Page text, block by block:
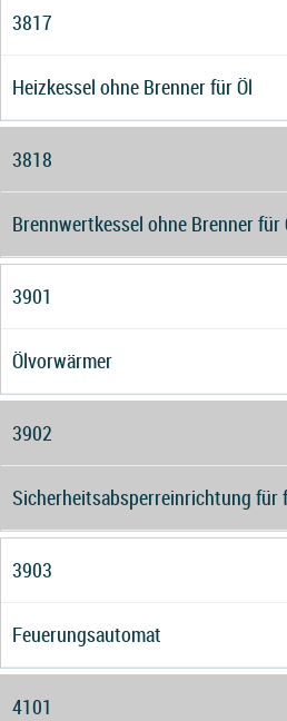
3817
Heizkessel ohne Brenner für Öl
3818
Brennwertkessel ohne Brenner für
3901
Ölvorwärmer
3902
Sicherheitsabsperreinrichtung für
3903
Feuerungsautomat
4101